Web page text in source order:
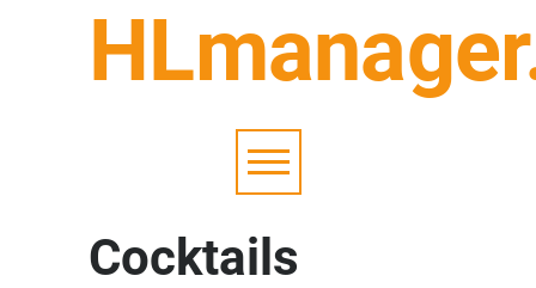
Cocktails